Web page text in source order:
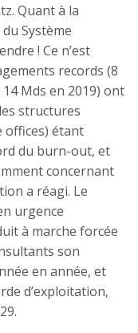
Quant à la
Système
! Ce n’est
records (8
Mds en 2019) ont
structures
offices) étant
du burn-out, et
concernant
a réagi. Le
urgence
à marche forcée
son
en année, et
d’exploitation,